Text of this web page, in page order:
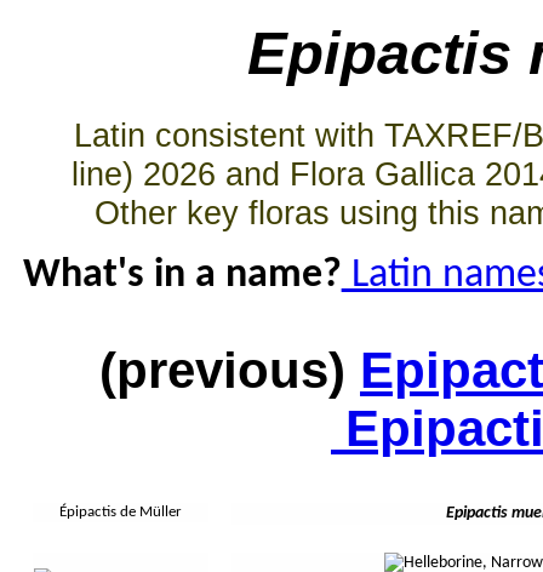
Epipactis
Latin consistent with TAXREF/
line) 2026 and Flora Gallica
Other key floras using this
What's in a name? Latin
(previous)
Épipactis de Müller Epipactis